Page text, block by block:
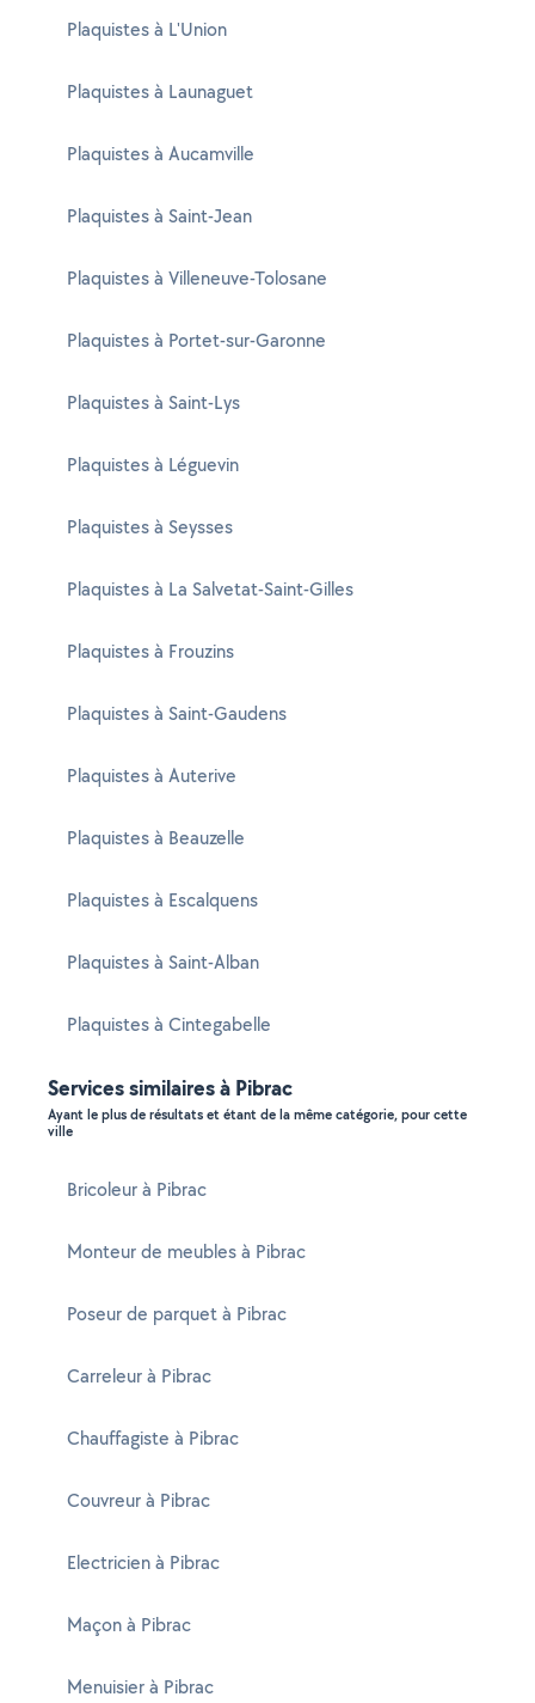
Plaquistes à L'Union
Plaquistes à Launaguet
Plaquistes à Aucamville
Plaquistes à Saint-Jean
Plaquistes à Villeneuve-Tolosane
Plaquistes à Portet-sur-Garonne
Plaquistes à Saint-Lys
Plaquistes à Léguevin
Plaquistes à Seysses
Plaquistes à La Salvetat-Saint-Gilles
Plaquistes à Frouzins
Plaquistes à Saint-Gaudens
Plaquistes à Auterive
Plaquistes à Beauzelle
Plaquistes à Escalquens
Plaquistes à Saint-Alban
Plaquistes à Cintegabelle
Services similaires à Pibrac
Ayant le plus de résultats et étant de la même catégorie, pour cette
ville
Bricoleur à Pibrac
Monteur de meubles à Pibrac
Poseur de parquet à Pibrac
Carreleur à Pibrac
Chauffagiste à Pibrac
Couvreur à Pibrac
Electricien à Pibrac
Maçon à Pibrac
Menuisier à Pibrac